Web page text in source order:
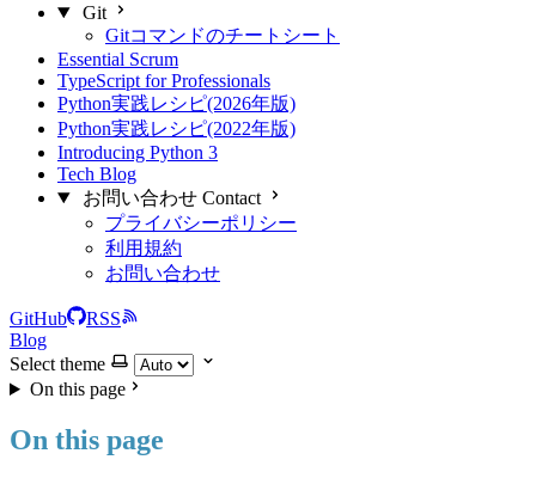
Git
Gitコマンドのチートシート
Essential Scrum
TypeScript for Professionals
Python実践レシピ(2026年版)
Python実践レシピ(2022年版)
Introducing Python 3
Tech Blog
お問い合わせ Contact
プライバシーポリシー
利用規約
お問い合わせ
GitHub
RSS
Blog
Select theme
On this page
On this page